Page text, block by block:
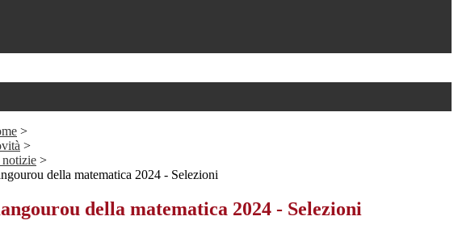
>
>
>
della matematica 2024 - Selezioni
della matematica 2024 - Selezioni